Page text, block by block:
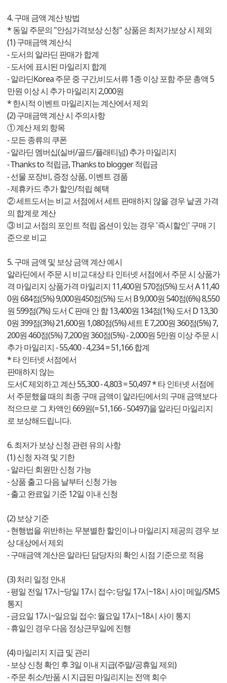
4. 구매 금액 계산 방법
* 동일 주문의 "안심가격보상 신청" 상품은 최저가보상 시 제외
(1) 구매금액 계산식
- 도서의 알라딘 판매가 합계
- 도서에 표시된 마일리지 합계
- 알라딘Korea 주문 중 구간,비도서류 1종 이상 포함 주문 총액 5
만원 이상 시 추가 마일리지 2,000원
* 한시적 이벤트 마일리지는 계산에서 제외
(2) 구매금액 계산 시 주의사항
① 계산 제외 항목
- 모든 종류의 쿠폰
- 알라딘 멤버십(실버/골드/플래티넘) 추가 마일리지
- Thanks to 적립금, Thanks to blogger 적립금
- 선물 포장비, 증정 상품, 이벤트 경품
- 제휴카드 추가 할인/적립 혜택
② 세트도서는 비교 서점에서 세트 판매하지 않을 경우 낱권 가격
의 합계로 계산
③ 비교 서점의 포인트 적립 옵션이 있는 경우 '즉시할인' 구매 기
준으로 비교
5. 구매 금액 및 보상 금액 계산 예시
알라딘에서 주문 시 비교 대상 타 인터넷 서점에서 주문 시 상품가
격 마일리지 상품가격 마일리지 11,400원 570점(5%) 도서 A 11,40
0원 684점(5%) 9,000원450점(5%) 도서 B 9,000원 540점(6%) 8,550
원 599점(7%) 도서 C 판매 안 함 13,400원 134점(1%) 도서 D 13,30
0원 399점(3%) 21,600원 1,080점(5%) 세트 E 7,200원 360점(5%) 7,
200원 460점(5%) 7,200원 360점(5%) - 2,000원 5만원 이상 주문 시
추가 마일리지 - 55,400 - 4,234 = 51,166 합계
* 타 인터넷 서점에서
판매하지 않는
도서C 제외하고 계산 55,300 - 4,803 = 50,497 * 타 인터넷 서점에
서 주문했을 때의 최종 구매 금액이 알라딘에서의 구매 금액보다
적으므로 그 차액인 669원(= 51,166 - 50497)을 알라딘 마일리지
로 보상해드립니다.
6. 최저가 보상 신청 관련 유의 사항
(1) 신청 자격 및 기한
- 알라딘 회원만 신청 가능
- 상품 출고 다음 날부터 신청 가능
- 출고 완료일 기준 12일 이내 신청
(2) 보상 기준
- 현행법을 위반하는 무분별한 할인이나 마일리지 제공의 경우 보
상 대상에서 제외
- 구매금액 계산은 알라딘 담당자의 확인 시점 기준으로 적용
(3) 처리 일정 안내
- 평일 전일 17시~당일 17시 접수: 당일 17시~18시 사이 메일/SMS
통지
- 금요일 17시~일요일 접수: 월요일 17시~18시 사이 통지
- 휴일인 경우 다음 정상근무일에 진행
(4) 마일리지 지급 및 관리
- 보상 신청 확인 후 3일 이내 지급(주말/공휴일 제외)
- 주문 취소/반품 시 지급된 마일리지는 전액 회수